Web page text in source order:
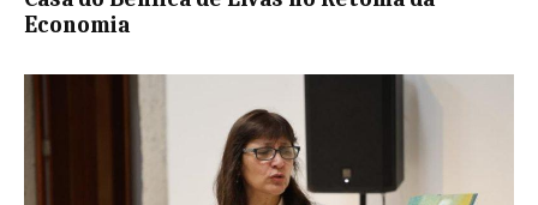
Economia